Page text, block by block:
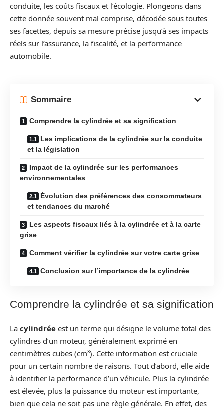
conduite, les coûts fiscaux et l’écologie. Plongeons dans
cette donnée souvent mal comprise, décodée sous toutes
ses facettes, depuis sa mesure précise jusqu’à ses impacts
réels sur l’assurance, la fiscalité, et la performance
automobile.
Sommaire
Comprendre la cylindrée et sa signification
Les implications de la cylindrée sur la conduite
et la législation
Impact de la cylindrée sur les performances
environnementales
Évolution des préférences des consommateurs
et tendances du marché
Les aspects fiscaux liés à la cylindrée et à la carte
grise
Comment vérifier la cylindrée sur votre carte grise
Conclusion sur l’importance de la cylindrée
Comprendre la cylindrée et sa signification
La cylindrée est un terme qui désigne le volume total des
cylindres d’un moteur, généralement exprimé en
centimètres cubes (cm³). Cette information est cruciale
pour un certain nombre de raisons. Tout d’abord, elle aide
à identifier la performance d’un véhicule. Plus la cylindrée
est élevée, plus la puissance du moteur est importante,
bien que cela ne soit pas une règle générale. En effet, des